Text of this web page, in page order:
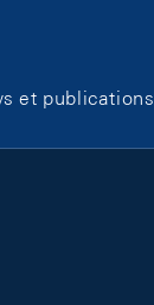
et publications